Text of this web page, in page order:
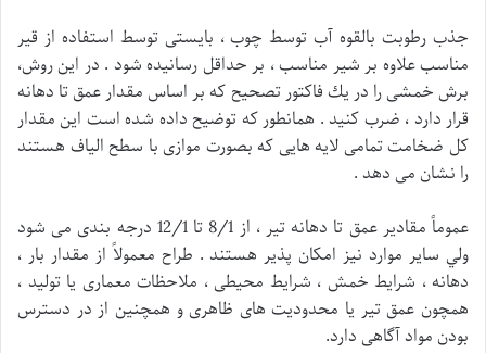
جذب رطوبت بالقوه آب توسط چوب ، بايستی توسط استفاده از قير
مناسب علاوه بر شير مناسب ، بر حداقل رسانيده شود . در اين روش،
برش خمشی را در يك فاكتور تصحيح كه بر اساس مقدار عمق تا دهانه
قرار دارد ، ضرب كنيد . همانطور كه توضيح داده شده است اين مقدار
كل ضخامت تمامی لايه هايی كه بصورت موازی با سطح الياف هستند
را نشان می دهد .
عموماً مقادير عمق تا دهانه تير ، از 8/1 تا 12/1 درجه بندی می شود
ولي ساير موارد نيز امكان پذير هستند . طراح معمولاً از مقدار بار ،
دهانه ، شرايط خمش ، شرايط محيطی ، ملاحظات معماری يا توليد ،
همچون عمق تير يا محدوديت های ظاهری و همچنين از در دسترس
بودن مواد آگاهی دارد.